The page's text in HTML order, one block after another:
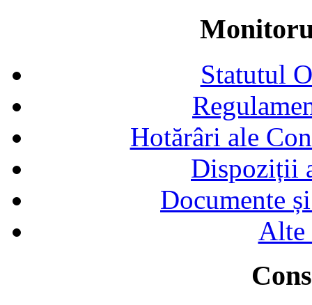
Statutul
Hotărâri ale
Dispoziții
Documente
Alte